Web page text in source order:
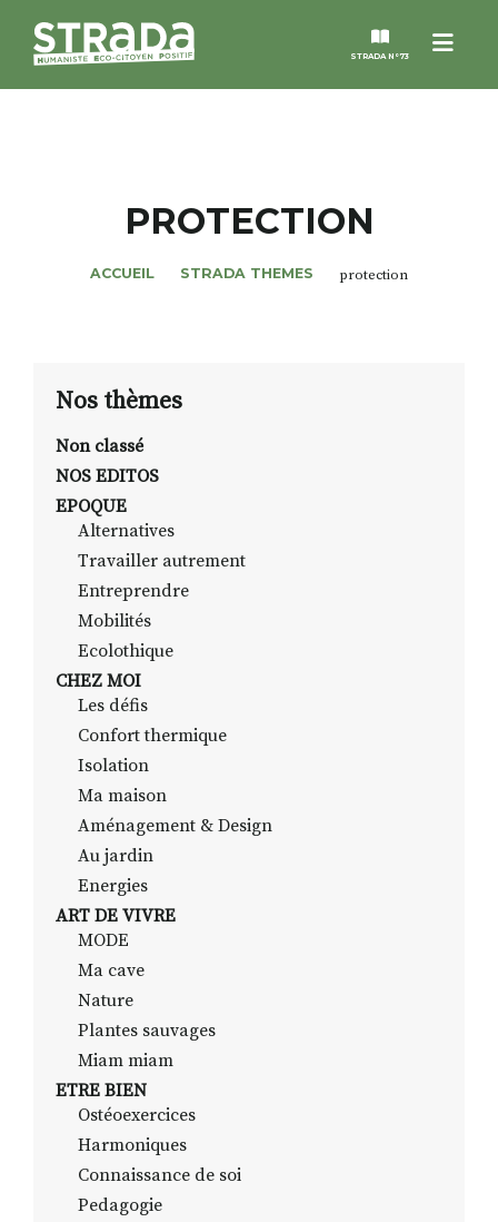
Menu
STRADA N°73
MAGAZINES
NOS THÈMES
ALTER STRADA
ROSÉE DE MAI
RECHERCHER
PROTECTION
ACCUEIL STRADA THEMES protection
Nos thèmes
Non classé
NOS EDITOS
EPOQUE
Alternatives
Travailler autrement
Entreprendre
Mobilités
Ecolothique
CHEZ MOI
Les défis
Confort thermique
Isolation
Ma maison
Aménagement & Design
Au jardin
Energies
ART DE VIVRE
MODE
Ma cave
Nature
Plantes sauvages
Miam miam
ETRE BIEN
Ostéoexercices
Harmoniques
Connaissance de soi
Pedagogie